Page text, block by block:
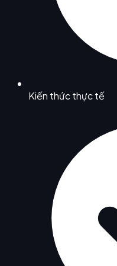
Kiến thức thực tế